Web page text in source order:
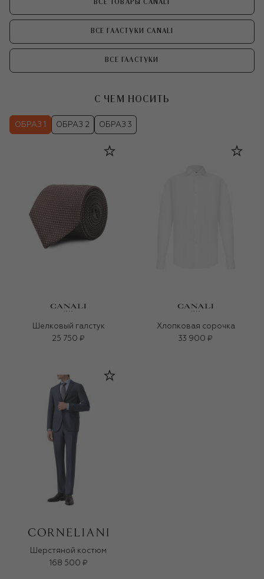
ВСЕ ТОВАРЫ CANALI
ВСЕ ГАЛСТУКИ CANALI
ВСЕ ГАЛСТУКИ
С ЧЕМ НОСИТЬ
ОБРАЗ 1 ОБРАЗ 2 ОБРАЗ 3
Шелковый галстук
25 750 ₽
Хлопковая сорочка
33 900 ₽
Шерстяной костюм
168 500 ₽